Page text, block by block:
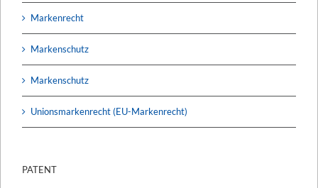
Markenrecht
Markenschutz
Markenschutz
Unionsmarkenrecht (EU-Markenrecht)
PATENT